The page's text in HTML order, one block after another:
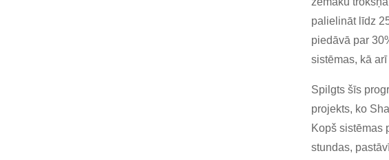
palielināt līdz
piedāvā par
sistēmas, kā
Spilgts šīs
projekts, ko
Kopš sistēmas
stundas,